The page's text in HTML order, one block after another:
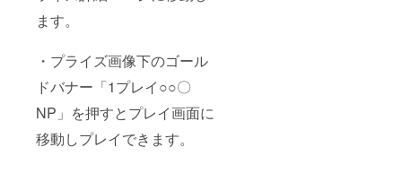
ます。
・プライズ画像下のゴール
ドバナー「1プレイ○○〇
NP」を押すとプレイ画面に
移動しプレイできます。